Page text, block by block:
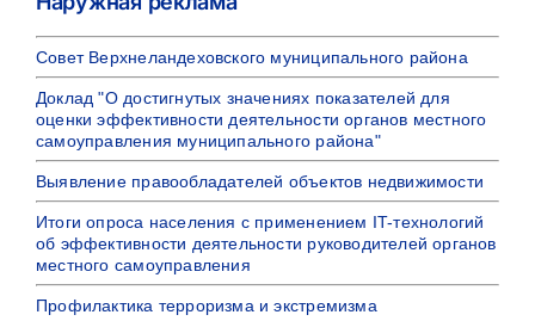
Совет Верхнеландеховского муниципального района
Доклад "О достигнутых значениях показателей для
оценки эффективности деятельности органов местного
самоуправления муниципального района"
Выявление правообладателей объектов недвижимости
Итоги опроса населения с применением IT-технологий
об эффективности деятельности руководителей органов
местного самоуправления
Профилактика терроризма и экстремизма